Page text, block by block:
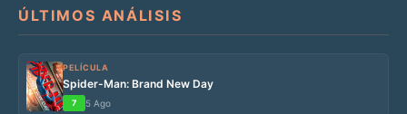
ÚLTIMOS ANÁLISIS
PELÍCULA
Spider-Man: Brand New Day
7 5 Ago